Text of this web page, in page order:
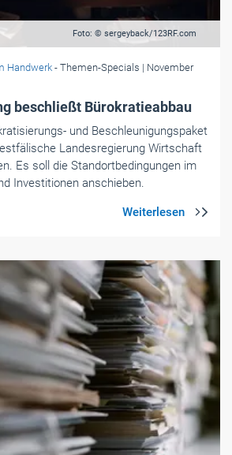
Foto: © sergeyback/123RF.com
Handwerk - Themen-Specials | November
beschließt Bürokratieabbau
und Beschleunigungspaket
Landesregierung Wirtschaft
Es soll die Standortbedingungen im
Investitionen anschieben.